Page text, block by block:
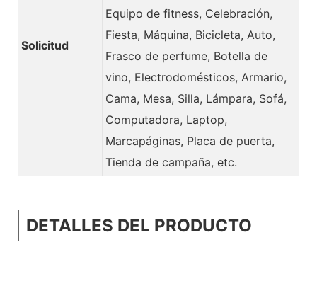
Solicitud
Equipo de fitness, Celebración,
Fiesta, Máquina, Bicicleta, Auto,
Frasco de perfume, Botella de
vino, Electrodomésticos, Armario,
Cama, Mesa, Silla, Lámpara, Sofá,
Computadora, Laptop,
Marcapáginas, Placa de puerta,
Tienda de campaña, etc.
DETALLES DEL PRODUCTO